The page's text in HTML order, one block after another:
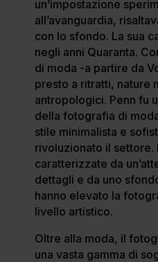
un’impostazione
all’avanguardia,
con lo sfondo. La sua
negli anni Quaranta.
di moda -a partire da
presto a ritratti, nature
antropologici. Penn fu
della fotografia di
stile minimalista e
rivoluzionato il settore.
caratterizzate da
dettagli e da uno
hanno elevato la
livello artistico.
Oltre alla moda, il
una vasta gamma di